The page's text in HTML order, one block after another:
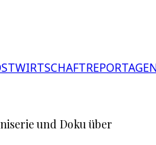
WIRTSCHAFT
und Doku über